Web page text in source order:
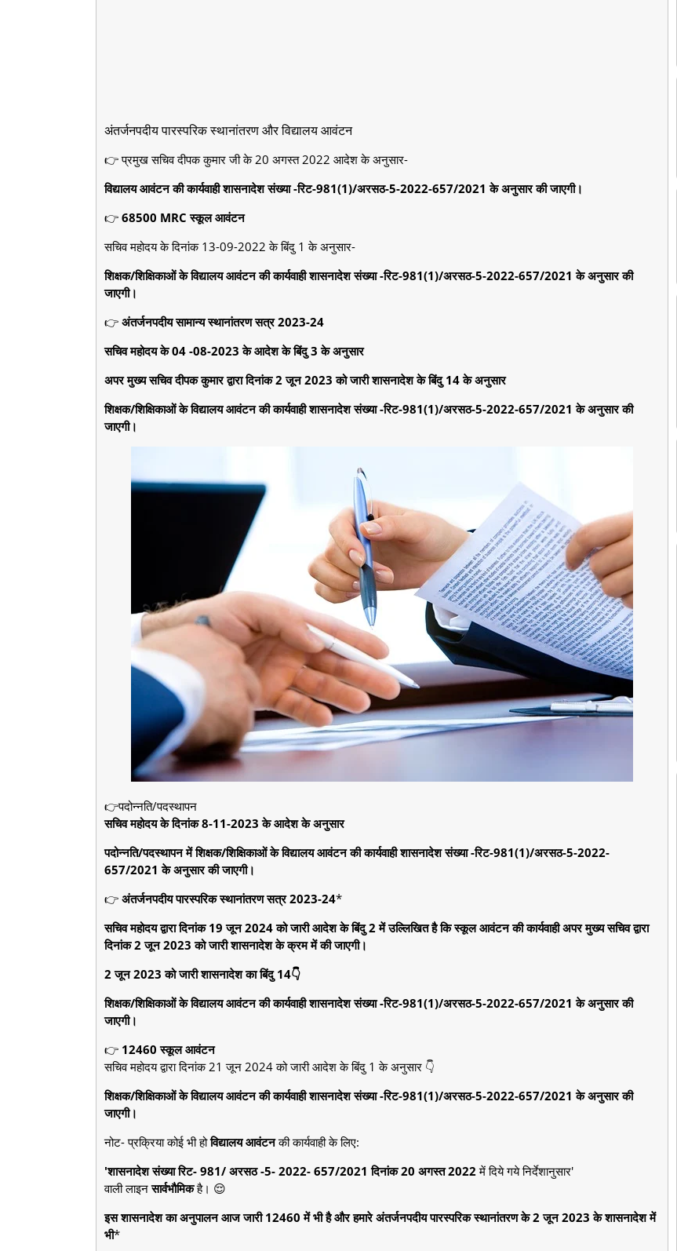
अंतर्जनपदीय पारस्परिक स्थानांतरण और विद्यालय आवंटन
👉 प्रमुख सचिव दीपक कुमार जी के 20 अगस्त 2022 आदेश के अनुसार-
विद्यालय आवंटन की कार्यवाही शासनादेश संख्या -रिट-981(1)/अरसठ-5-2022-657/2021 के अनुसार की जाएगी।
👉 68500 MRC स्कूल आवंटन
सचिव महोदय के दिनांक 13-09-2022 के बिंदु 1 के अनुसार-
शिक्षक/शिक्षिकाओं के विद्यालय आवंटन की कार्यवाही शासनादेश संख्या -रिट-981(1)/अरसठ-5-2022-657/2021 के अनुसार की
जाएगी।
👉 अंतर्जनपदीय सामान्य स्थानांतरण सत्र 2023-24
सचिव महोदय के 04 -08-2023 के आदेश के बिंदु 3 के अनुसार
अपर मुख्य सचिव दीपक कुमार द्वारा दिनांक 2 जून 2023 को जारी शासनादेश के बिंदु 14 के अनुसार
शिक्षक/शिक्षिकाओं के विद्यालय आवंटन की कार्यवाही शासनादेश संख्या -रिट-981(1)/अरसठ-5-2022-657/2021 के अनुसार की
जाएगी।
👉पदोन्नति/पदस्थापन
सचिव महोदय के दिनांक 8-11-2023 के आदेश के अनुसार
पदोन्नति/पदस्थापन में शिक्षक/शिक्षिकाओं के विद्यालय आवंटन की कार्यवाही शासनादेश संख्या -रिट-981(1)/अरसठ-5-2022-
657/2021 के अनुसार की जाएगी।
👉 अंतर्जनपदीय पारस्परिक स्थानांतरण सत्र 2023-24*
सचिव महोदय द्वारा दिनांक 19 जून 2024 को जारी आदेश के बिंदु 2 में उल्लिखित है कि स्कूल आवंटन की कार्यवाही अपर मुख्य सचिव द्वारा
दिनांक 2 जून 2023 को जारी शासनादेश के क्रम में की जाएगी।
2 जून 2023 को जारी शासनादेश का बिंदु 14👇
शिक्षक/शिक्षिकाओं के विद्यालय आवंटन की कार्यवाही शासनादेश संख्या -रिट-981(1)/अरसठ-5-2022-657/2021 के अनुसार की
जाएगी।
👉 12460 स्कूल आवंटन
सचिव महोदय द्वारा दिनांक 21 जून 2024 को जारी आदेश के बिंदु 1 के अनुसार 👇
शिक्षक/शिक्षिकाओं के विद्यालय आवंटन की कार्यवाही शासनादेश संख्या -रिट-981(1)/अरसठ-5-2022-657/2021 के अनुसार की
जाएगी।
नोट- प्रक्रिया कोई भी होविद्यालय आवंटनकी कार्यवाही के लिए:
'शासनादेश संख्या रिट- 981/ अरसठ -5- 2022- 657/2021 दिनांक 20 अगस्त 2022 में दिये गये निर्देशानुसार'
वाली लाइनसार्वभौमिकहै। 😌
इस शासनादेश का अनुपालन आज जारी 12460 में भी है और हमारे अंतर्जनपदीय पारस्परिक स्थानांतरण के 2 जून 2023 के शासनादेश में
भी*